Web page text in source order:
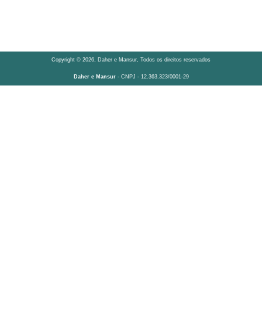
Copyright © 2026, Daher e Mansur, Todos os direitos reservados
Daher e Mansur- CNPJ - 12.363.323/0001-29